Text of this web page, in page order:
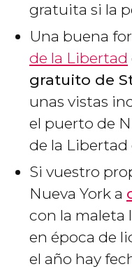
gratuita si la
Una buena
de la Libertad
gratuito de
unas vistas
el puerto de
de la Libertad
Si vuestro
Nueva York a
con la maleta
en época de
el año hay